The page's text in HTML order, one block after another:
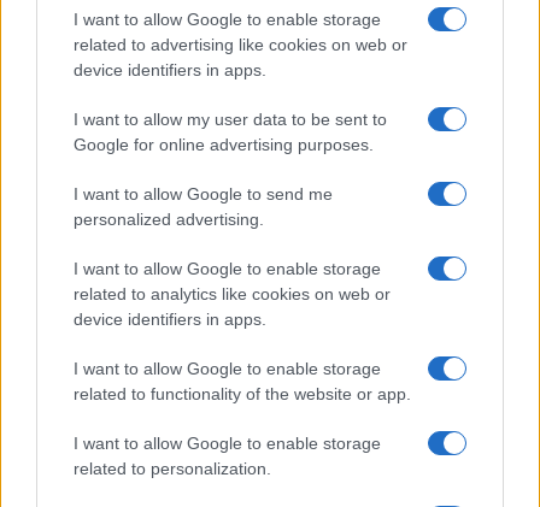
I want to allow Google to enable storage
related to advertising like cookies on web or
device identifiers in apps.
I want to allow my user data to be sent to
Google for online advertising purposes.
I want to allow Google to send me
personalized advertising.
I want to allow Google to enable storage
related to analytics like cookies on web or
device identifiers in apps.
I want to allow Google to enable storage
related to functionality of the website or app.
I want to allow Google to enable storage
related to personalization.
Come abbinare le scarpe arancioni: consigli e
ispirazioni per l’estate 2026
Beatrice Bonaventura · 7 Ago 2026
LIFESTYLE
Zalando Visionary Award: INSTITUTION di Galib
Gassanoff vince a Copenhagen